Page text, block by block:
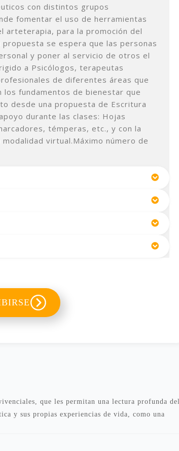
con distintos grupos
fomentar el uso de herramientas
arteterapia, para la promoción del
propuesta se espera que las personas
y poner al servicio de otros el
a Psicólogos, terapeutas
de diferentes áreas que
fundamentos de bienestar que
desde una propuesta de Escritura
durante las clases: Hojas
témperas, etc., y con la
virtual.Máximo número de
que les permitan una lectura profunda del
y sus propias experiencias de vida, como una